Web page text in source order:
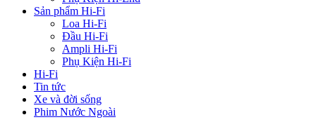
Sản phẩm Hi-Fi
Loa Hi-Fi
Đầu Hi-Fi
Ampli Hi-Fi
Phụ Kiện Hi-Fi
Hi-Fi
Tin tức
Xe và đời sống
Phim Nước Ngoài